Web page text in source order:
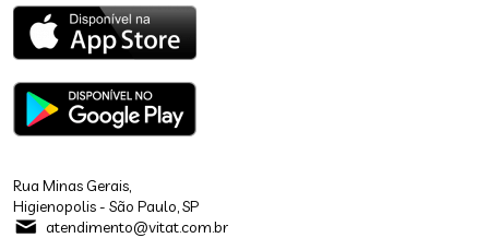
Rua Minas Gerais,
Higienopolis - São Paulo, SP
atendimento@vitat.com.br